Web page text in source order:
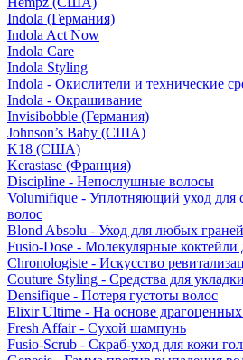
Indola (Германия)
Indola Act Now
Indola Care
Indola Styling
Indola - Окислители и технические
Indola - Окрашивание
Invisibobble (Германия)
Johnson’s Baby (США)
K18 (США)
Kerastase (Франция)
Discipline - Непослушные волосы
Volumifique - Уплотняющий уход для
волос
Blond Absolu - Уход для любых
Fusio-Dose - Молекулярные коктейли
Chronologiste - Искусство
Couture Styling - Средства для укладки
Densifique - Потеря густоты волос
Elixir Ultime - На основе драгоценных
Fresh Affair - Сухой шампунь
Fusio-Scrub - Скраб-уход для кожи